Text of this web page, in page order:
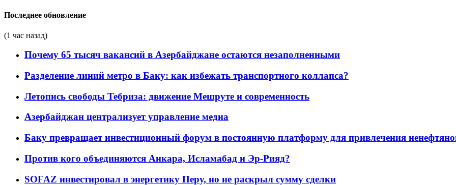
Последнее обновление
(1 час назад)
Почему 65 тысяч вакансий в Азербайджане остаются незаполненными
Разделение линий метро в Баку: как избежать транспортного коллапса?
Летопись свободы Тебриза: движение Мешруте и современность
Азербайджан централизует управление медиа
Баку превращает инвестиционный форум в постоянную платформу для привлечения
Против кого объединяются Анкара, Исламабад и Эр-Рияд?
SOFAZ инвестировал в энергетику Перу, но не раскрыл сумму сделки